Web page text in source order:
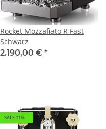
Rocket Mozzafiato R Fast
Schwarz
2.190,00 € *
SALE 11%